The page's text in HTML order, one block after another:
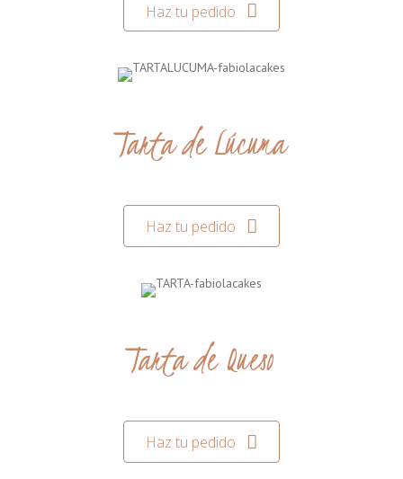
Haz tu pedido
Tarta de Lúcuma
Haz tu pedido
Tarta de Queso
Haz tu pedido